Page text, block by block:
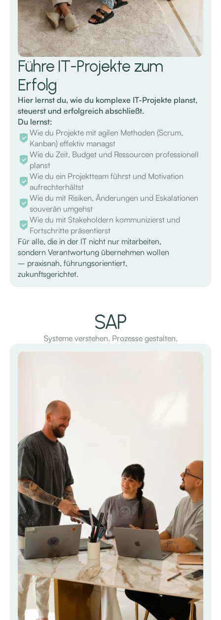
Führe IT-Projekte zum
Erfolg
Hier lernst du, wie du komplexe IT-Projekte planst,
steuerst und erfolgreich abschließt.
Du lernst:
Wie du Projekte mit agilen Methoden (Scrum,
Kanban) effektiv managst
Wie du Zeit, Budget und Ressourcen professionell
planst
Wie du ein Projektteam führst und Motivation
aufrechterhältst
Wie du mit Risiken, Änderungen und Eskalationen
souverän umgehst
Wie du mit Stakeholdern kommunizierst und
Fortschritte präsentierst
Für alle, die in der IT nicht nur mitarbeiten,
sondern Verantwortung übernehmen wollen
– praxisnah, führungsorientiert,
zukunftsgerichtet.
SAP
Systeme verstehen. Prozesse gestalten.